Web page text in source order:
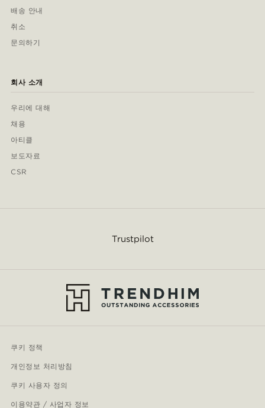
배송 안내
취소
문의하기
회사 소개
우리에 대해
채용
아티클
보도자료
CSR
Trustpilot
쿠키 정책
개인정보 처리방침
쿠키 사용자 정의
이용약관 / 사업자 정보